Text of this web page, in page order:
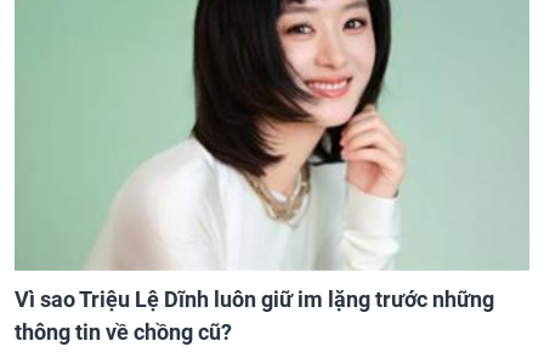
Vì sao Triệu Lệ Dĩnh luôn giữ im lặng trước những
thông tin về chồng cũ?